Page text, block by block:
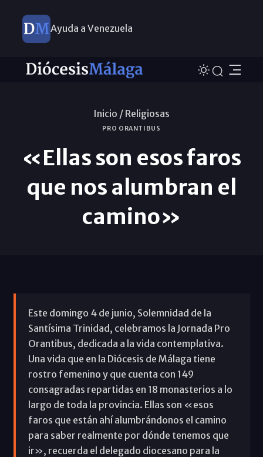
Ayuda a Venezuela
Inicio / Religiosas
PRO ORANTIBUS
«Ellas son esos faros
que nos alumbran el
camino»
Este domingo 4 de junio, Solemnidad de la
Santísima Trinidad, celebramos la Jornada Pro
Orantibus, dedicada a la vida contemplativa.
Una vida que en la Diócesis de Málaga tiene
rostro femenino y que cuenta con 149
consagradas repartidas en 18 monasterios a lo
largo de toda la provincia. Ellas son «esos
faros que están ahí alumbrándonos el camino
para saber realmente por dónde tenemos que
ir», recuerda el delegado diocesano para la